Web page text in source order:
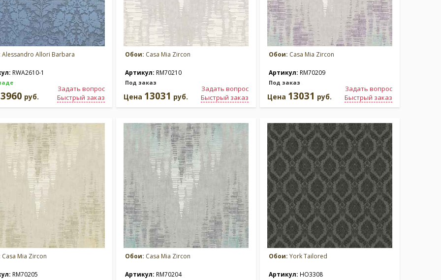
Alessandro Allori Barbara
RWA2610-1
Задать вопрос
Быстрый заказ
3960 руб.
Обои: Casa Mia Zircon
Артикул: RM70210
Под заказ
Задать вопрос
Быстрый заказ
Цена 13031 руб.
Обои: Casa Mia Zircon
Артикул: RM70209
Под заказ
Задать вопрос
Быстрый заказ
Цена 13031 руб.
Casa Mia Zircon
RM70205
Обои: Casa Mia Zircon
Артикул: RM70204
Обои: York Tailored
Артикул: HO3308